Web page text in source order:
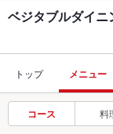
ベジタブルダイ
トップ メニュー
コース 料